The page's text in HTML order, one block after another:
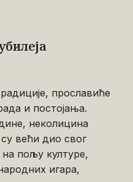
прославиће
и постојања.
неколицина
су већи дио свог
пољу културе,
игара,